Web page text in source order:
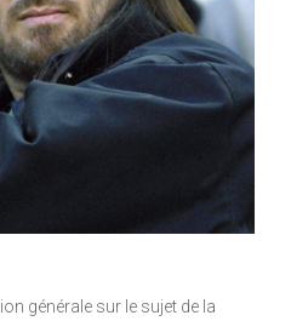
générale sur le sujet de la